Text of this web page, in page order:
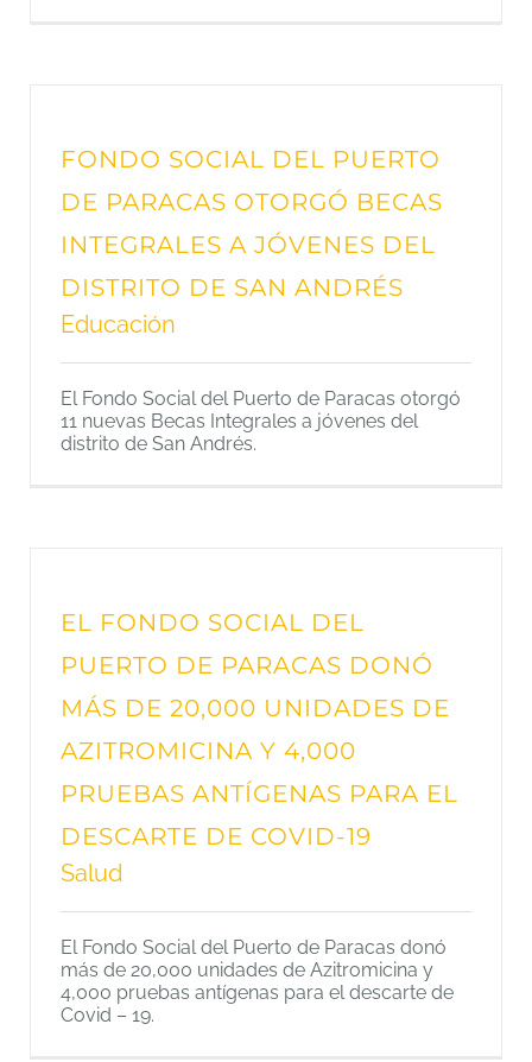
FONDO SOCIAL DEL PUERTO
DE PARACAS OTORGÓ BECAS
INTEGRALES A JÓVENES DEL
DISTRITO DE SAN ANDRÉS
Educación
El Fondo Social del Puerto de Paracas otorgó
11 nuevas Becas Integrales a jóvenes del
distrito de San Andrés.
PRUEBAS ANTÍGENAS PARA EL
DESCARTE DE COVID-19
EL FONDO SOCIAL DEL
PUERTO DE PARACAS DONÓ
MÁS DE 20,000 UNIDADES DE
AZITROMICINA Y 4,000
PRUEBAS ANTÍGENAS PARA EL
DESCARTE DE COVID-19
Salud
El Fondo Social del Puerto de Paracas donó
más de 20,000 unidades de Azitromicina y
4,000 pruebas antígenas para el descarte de
Covid – 19.